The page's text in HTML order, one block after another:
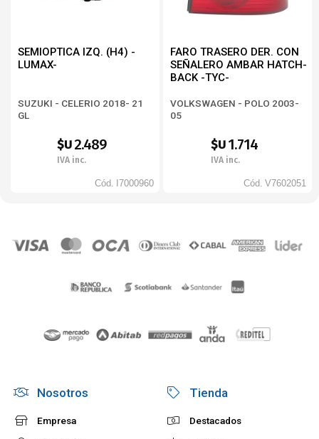
SEMIOPTICA IZQ. (H4) -
LUMAX-
SUZUKI - CELERIO 2018- 21
GL
$U2.489
IVA inc.
Cód. I7000960
FARO TRASERO DER. CON
SEÑALERO AMBAR HATCH-
BACK -TYC-
VOLKSWAGEN - POLO 2003-
05
$U 1.714
IVA inc.
Cód. V7602051
Nosotros
Empresa
Tienda
Destacados